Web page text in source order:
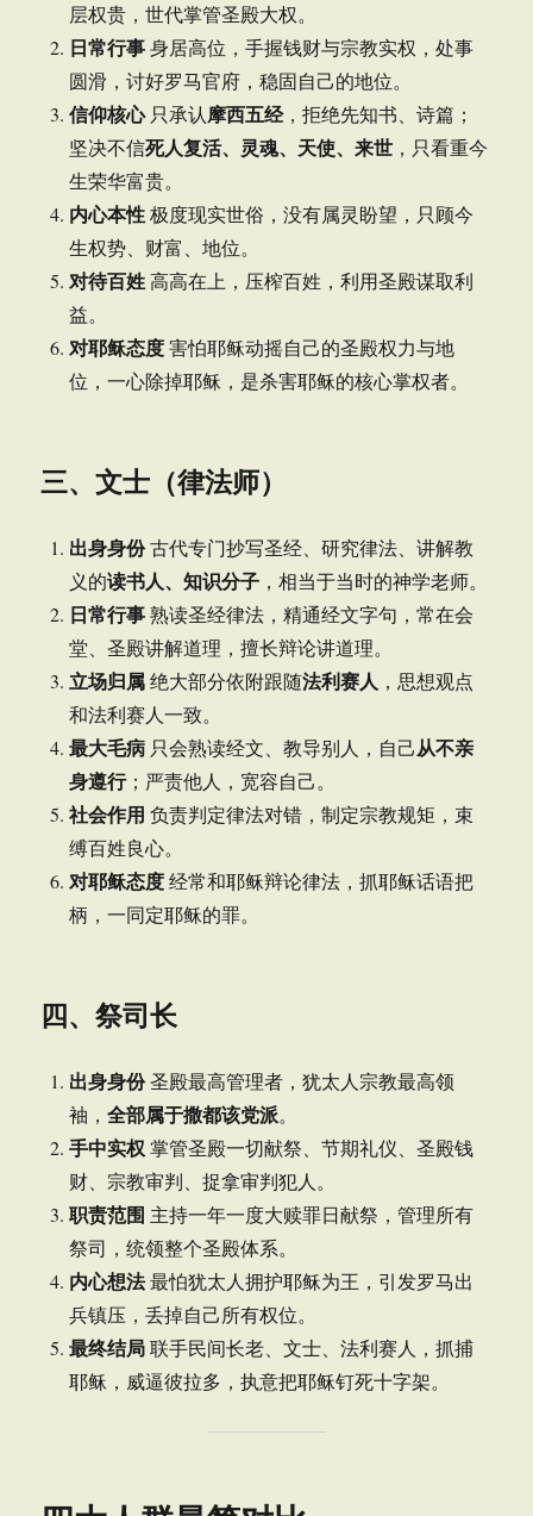
层权贵，世代掌管圣殿大权。
日常行事身居高位，手握钱财与宗教实权，处事
圆滑，讨好罗马官府，稳固自己的地位。
信仰核心只承认摩西五经，拒绝先知书、诗篇；
坚决不信死人复活、灵魂、天使、来世 ，只看重今
生荣华富贵。
内心本性极度现实世俗，没有属灵盼望，只顾今
生权势、财富、地位。
对待百姓高高在上，压榨百姓，利用圣殿谋取利
益。
对耶稣态度害怕耶稣动摇自己的圣殿权力与地
位，一心除掉耶稣，是杀害耶稣的核心掌权者。
三、文士（律法师）
出身身份古代专门抄写圣经、研究律法、讲解教
义的读书人、知识分子 ，相当于当时的神学老师。
日常行事熟读圣经律法，精通经文字句，常在会
堂、圣殿讲解道理，擅长辩论讲道理。
立场归属绝大部分依附跟随法利赛人 ，思想观点
和法利赛人一致。
最大毛病 只会熟读经文、教导别人，自己从不亲
身遵行；严责他人，宽容自己。
社会作用 负责判定律法对错，制定宗教规矩，束
缚百姓良心。
对耶稣态度经常和耶稣辩论律法，抓耶稣话语把
柄，一同定耶稣的罪。
四、祭司长
出身身份圣殿最高管理者，犹太人宗教最高领
袖，全部属于撒都该党派。
手中实权掌管圣殿一切献祭、节期礼仪、圣殿钱
财、宗教审判、捉拿审判犯人。
职责范围 主持一年一度大赎罪日献祭，管理所有
祭司，统领整个圣殿体系。
内心想法最怕犹太人拥护耶稣为王，引发罗马出
兵镇压，丢掉自己所有权位。
最终结局联手民间长老、文士、法利赛人，抓捕
耶稣，威逼彼拉多，执意把耶稣钉死十字架。